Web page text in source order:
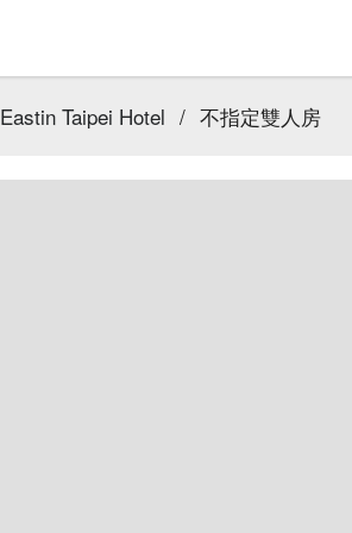
Eastin Taipei Hotel / 不指定雙人房